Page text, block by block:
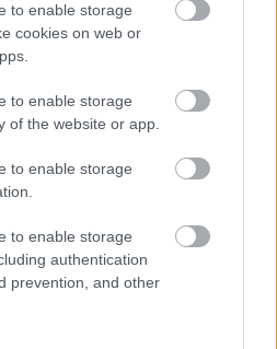
to enable storage
cookies on web or
to enable storage
of the website or app.
to enable storage
to enable storage
authentication
prevention, and other
csak horrorral
mondom. amúgy én is a
jobban mondva, csak
mert itt különböző
úgy írnak ahogyan nekem
s nem is akarom
e hozzá. biztos igen,
a fele. viszont írjanak
élvezem az ilyen 3-5